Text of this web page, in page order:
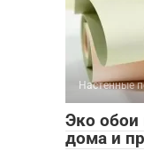
Настенные
Эко обои
дома и